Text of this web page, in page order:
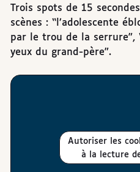
Trois spots de 15
scènes : “l’adolescente
par le trou de la serrure”,
yeux du grand-père”.
Autoriser les cookies nécessaires
à la lecture